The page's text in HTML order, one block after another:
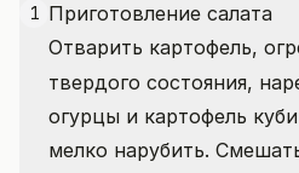
1 Приготовление салата
Отварить картофель,
твердого состояния,
огурцы и картофель
мелко нарубить.